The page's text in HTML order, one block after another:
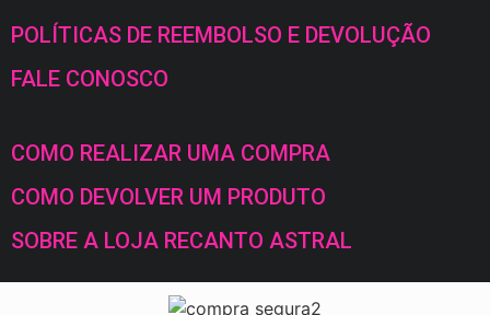
POLÍTICAS DE REEMBOLSO E DEVOLUÇÃO
FALE CONOSCO
COMO REALIZAR UMA COMPRA
COMO DEVOLVER UM PRODUTO
SOBRE A LOJA RECANTO ASTRAL